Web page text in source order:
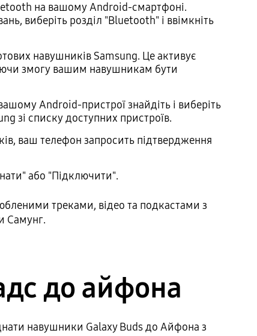
на вашому Android-смартфоні.
виберіть розділ "Bluetooth" і ввімкніть
навушників Samsung. Це активує
змогу вашим навушникам бути
Android-пристрої знайдіть і виберіть
зі списку доступних пристроїв.
ваш телефон запросить підтвердження
або "Підключити".
треками, відео та подкастами з
Самунг.
до айфона
навушники Galaxy Buds до Айфона з